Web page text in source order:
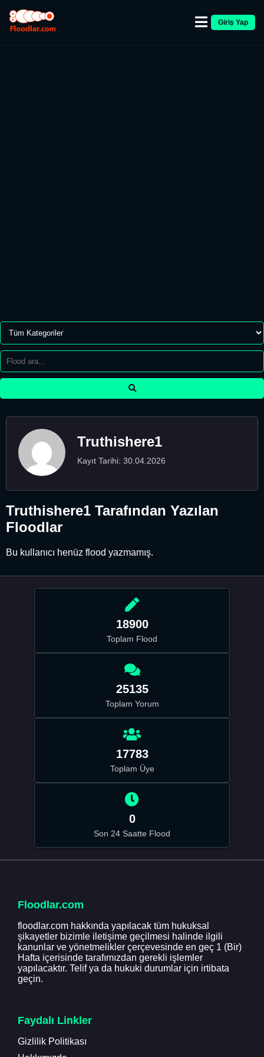
Giriş Yap
Truthishere1
Kayıt Tarihi: 30.04.2026
Truthishere1 Tarafından Yazılan
Floodlar
Bu kullanıcı henüz flood yazmamış.
18900
Toplam Flood
25135
Toplam Yorum
17783
Toplam Üye
0
Son 24 Saatte Flood
Floodlar.com
floodlar.com hakkında yapılacak tüm hukuksal
şikayetler bizimle iletişime geçilmesi halinde ilgili
kanunlar ve yönetmelikler çerçevesinde en geç 1 (Bir)
Hafta içerisinde tarafımızdan gerekli işlemler
yapılacaktır. Telif ya da hukuki durumlar için irtibata
geçin.
Faydalı Linkler
Gizlilik Politikası